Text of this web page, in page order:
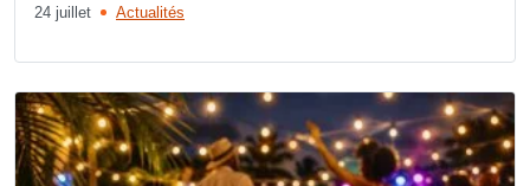
24 juillet Actualités